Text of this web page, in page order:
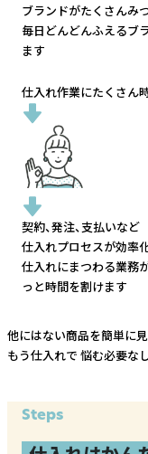
ブランドがたくさんみ
毎日どんどんふえるブ
ます
仕入れ作業にたくさん
契約、発注、支払いなど
仕入れプロセスが効率
仕入れにまつわる業務
っと時間を割けます
他にはない商品を簡単に
もう仕入れで 悩む必要な
Steps